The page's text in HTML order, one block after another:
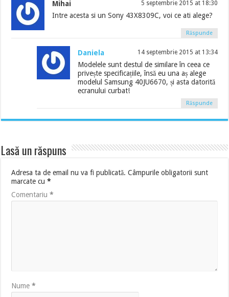
Mihai 5 septembrie 2015 at 18:30
Intre acesta si un Sony 43X8309C, voi ce ati alege?
Răspunde
Daniela 14 septembrie 2015 at 13:34
Modelele sunt destul de similare în ceea ce
privește specificațiile, însă eu una aș alege
modelul Samsung 40JU6670, și asta datorită
ecranului curbat!
Răspunde
Lasă un răspuns
Adresa ta de email nu va fi publicată. Câmpurile obligatorii sunt
marcate cu*
Comentariu*
Nume*